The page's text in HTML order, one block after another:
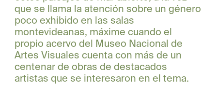
que se llama la atención sobre un género
poco exhibido en las salas
montevideanas, máxime cuando el
propio acervo del Museo Nacional de
Artes Visuales cuenta con más de un
centenar de obras de destacados
artistas que se interesaron en el tema.